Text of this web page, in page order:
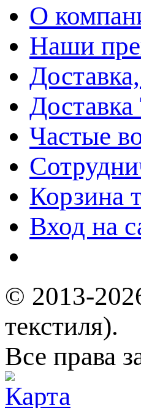
О
Наши
Частые
Корзина
Вход на
© 2013-
текстиля).
Все права